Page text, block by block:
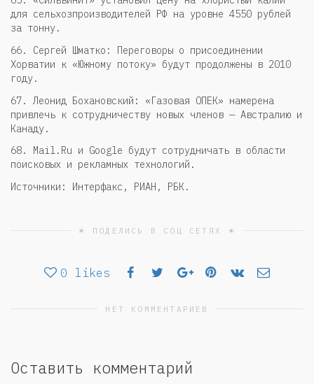
для сельхозпроизводителей РФ на уровне 4550 рублей
за тонну.
66. Сергей Шматко: Переговоры о присоединении
Хорватии к «Южному потоку» будут продолжены в 2010
году.
67. Леонид Бохановский: «Газовая ОПЕК» намерена
привлечь к сотрудничеству новых членов — Австралию и
Канаду.
68. Mail.Ru и Google будут сотрудничать в области
поисковых и рекламных технологий.
Источники: Интерфакс, РИАН, РБК.
☀ ПОДЕЛИСЬ В СОЦ СЕТЯХ ☀
0 likes
НЕТ КОММЕНТАРИЕВ
Оставить комментарий